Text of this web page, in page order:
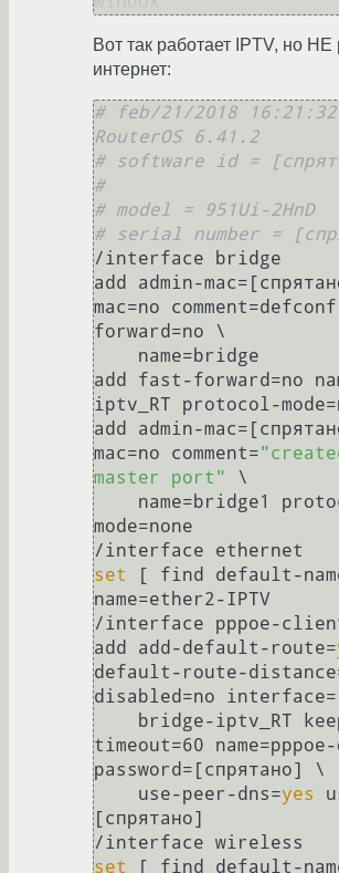
Вот так работает IPTV, но НЕ
интернет:
# feb/21/2018
RouterOS 6.41.2
# software id =
#
# model = 951Ui-2HnD
# serial number =
/interface bridge
add admin-
mac=no
forward=no \
add fast-forward=no
iptv_RT protocol-
add admin-
mac=no comment=
master port"
\
mode=none
set
[ find default-
name=ether2-IPTV
/interface pppoe-
add add-default-route=
default-route-
disabled=no
timeout=60 name=pppoe-
password=[спрятано] \
    use-peer-dns=
yes
[спрятано]
set
[ find default-